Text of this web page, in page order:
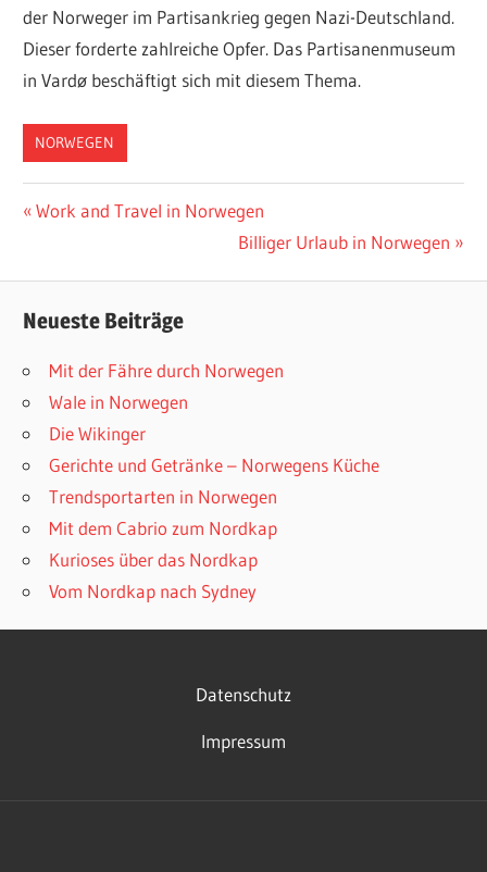
der Norweger im Partisankrieg gegen Nazi-Deutschland.
Dieser forderte zahlreiche Opfer. Das Partisanenmuseum
in Vardø beschäftigt sich mit diesem Thema.
NORWEGEN
Beitragsnavigation
Vorheriger
Work and Travel in Norwegen
Nächster
Billiger Urlaub in Norwegen
Neueste Beiträge
Mit der Fähre durch Norwegen
Wale in Norwegen
Die Wikinger
Gerichte und Getränke – Norwegens Küche
Trendsportarten in Norwegen
Mit dem Cabrio zum Nordkap
Kurioses über das Nordkap
Vom Nordkap nach Sydney
Datenschutz
Impressum